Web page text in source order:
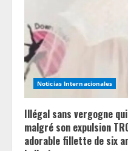
Noticias Internacionales
Illégal sans vergogne
malgré son expulsion
adorable fillette de six